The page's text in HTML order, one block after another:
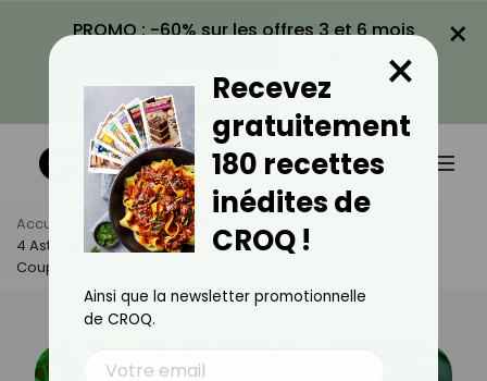
PROMO : -60% sur les offres 3 et 6 mois
VOIR LA PROMO
×
Accueil Actus
Astuces Culinaires
4 Astuces Imparables Pour Réussir Un Gaspacho À Tous Les
Coups
Recevez
gratuitement
180 recettes
inédites de
CROQ !
×
Ainsi que la newsletter promotionnelle
de CROQ.